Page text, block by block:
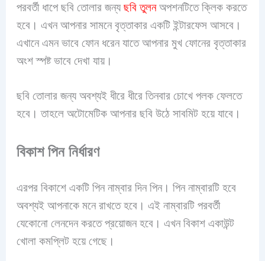
পরবর্তী ধাপে ছবি তোলার জন্য ছবি তুলন অপশনটিতে ক্লিক করতে
হবে। এখন আপনার সামনে বৃত্তাকার একটি ইন্টারফেস আসবে।
এখানে এমন ভাবে ফোন ধরেন যাতে আপনার মুখ ফোনের বৃত্তাকার
অংশ স্পষ্ট ভাবে দেখা যায়।
ছবি তোলার জন্য অবশ্যই ধীরে ধীরে তিনবার চোখে পলক ফেলতে
হবে। তাহলে অটোমেটিক আপনার ছবি উঠে সাবমিট হয়ে যাবে।
বিকাশ পিন নির্ধারণ
এরপর বিকাশে একটি পিন নাম্বার দিন পিন। পিন নাম্বারটি হবে
অবশ্যই আপনাকে মনে রাখতে হবে। এই নাম্বারটি পরবর্তী
যেকোনো লেনদেন করতে প্রয়োজন হবে। এখন বিকাশ একাউন্ট
খোলা কমপ্লিট হয়ে গেছে।